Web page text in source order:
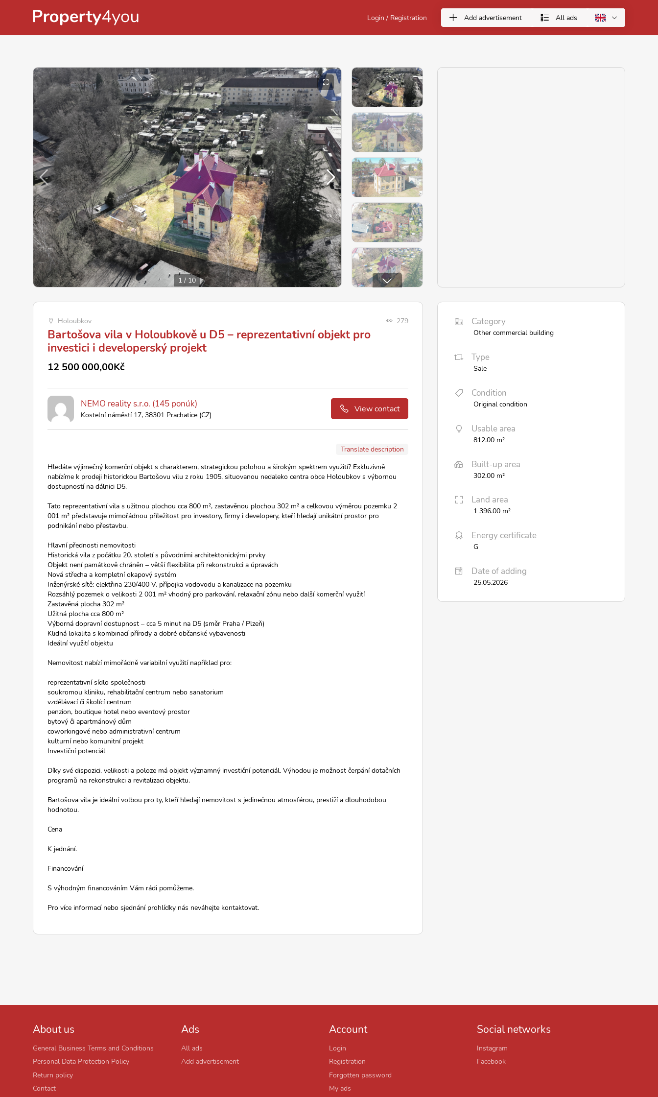
Login / Registration Add advertisement All ads
1 / 10
Holoubkov 279
Bartošova vila v Holoubkově u D5 – reprezentativní objekt pro
investici i developerský projekt
12 500 000,00Kč
NEMO reality s.r.o. (145 ponúk)
Kostelní náměstí 17, 38301 Prachatice (CZ)
View contact
Translate description
Hledáte výjimečný komerční objekt s charakterem, strategickou polohou a širokým spektrem využití? Exkluzivně
nabízíme k prodeji historickou Bartošovu vilu z roku 1905, situovanou nedaleko centra obce Holoubkov s výbornou
dostupností na dálnici D5.
Tato reprezentativní vila s užitnou plochou cca 800 m², zastavěnou plochou 302 m² a celkovou výměrou pozemku 2
001 m² představuje mimořádnou příležitost pro investory, firmy i developery, kteří hledají unikátní prostor pro
podnikání nebo přestavbu.
Hlavní přednosti nemovitosti
Historická vila z počátku 20. století s původními architektonickými prvky
Objekt není památkově chráněn – větší flexibilita při rekonstrukci a úpravách
Nová střecha a kompletní okapový systém
Inženýrské sítě: elektřina 230/400 V, přípojka vodovodu a kanalizace na pozemku
Rozsáhlý pozemek o velikosti 2 001 m² vhodný pro parkování, relaxační zónu nebo další komerční využití
Zastavěná plocha 302 m²
Užitná plocha cca 800 m²
Výborná dopravní dostupnost – cca 5 minut na D5 (směr Praha / Plzeň)
Klidná lokalita s kombinací přírody a dobré občanské vybavenosti
Ideální využití objektu
Nemovitost nabízí mimořádně variabilní využití například pro:
reprezentativní sídlo společnosti
soukromou kliniku, rehabilitační centrum nebo sanatorium
vzdělávací či školící centrum
penzion, boutique hotel nebo eventový prostor
bytový či apartmánový dům
coworkingové nebo administrativní centrum
kulturní nebo komunitní projekt
Investiční potenciál
Díky své dispozici, velikosti a poloze má objekt významný investiční potenciál. Výhodou je možnost čerpání dotačních
programů na rekonstrukci a revitalizaci objektu.
Bartošova vila je ideální volbou pro ty, kteří hledají nemovitost s jedinečnou atmosférou, prestiží a dlouhodobou
hodnotou.
Cena
K jednání.
Financování
S výhodným financováním Vám rádi pomůžeme.
Pro více informací nebo sjednání prohlídky nás neváhejte kontaktovat.
Category
Other commercial building
Type
Sale
Condition
Original condition
Usable area
812.00 m²
Built-up area
302.00 m²
Land area
1 396.00 m²
Energy certificate
G
Date of adding
25.05.2026
About us
General Business Terms and Conditions
Personal Data Protection Policy
Return policy
Contact
Ads
All ads
Add advertisement
Account
Login
Registration
Forgotten password
My ads
Social networks
Instagram
Facebook